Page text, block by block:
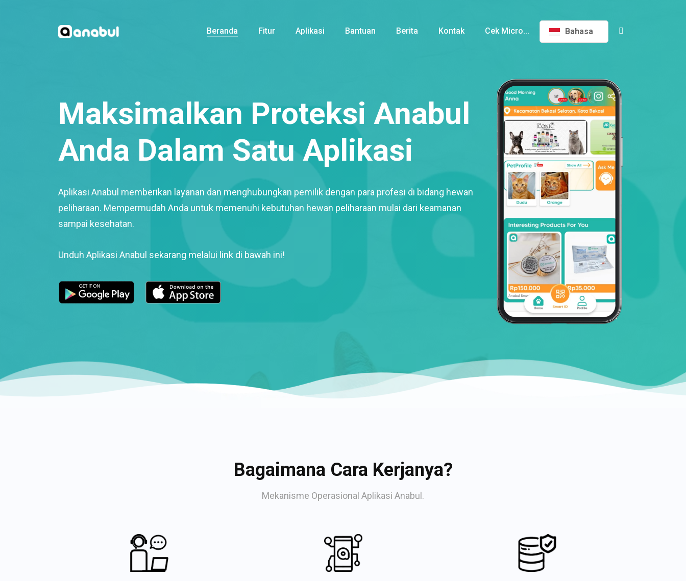
Beranda Fitur Aplikasi Bantuan Berita Kontak Cek Micro... Bahasa
Maksimalkan Proteksi Anabul
Anda Dalam Satu Aplikasi
Aplikasi Anabul memberikan layanan dan menghubungkan pemilik dengan para profesi di bidang hewan
peliharaan. Mempermudah Anda untuk memenuhi kebutuhan hewan peliharaan mulai dari keamanan
sampai kesehatan.
Unduh Aplikasi Anabul sekarang melalui link di bawah ini!
Bagaimana Cara Kerjanya?
Mekanisme Operasional Aplikasi Anabul.